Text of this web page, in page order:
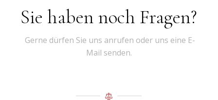
Sie haben noch Fragen?
Gerne dürfen Sie uns anrufen oder uns eine E-
Mail senden.